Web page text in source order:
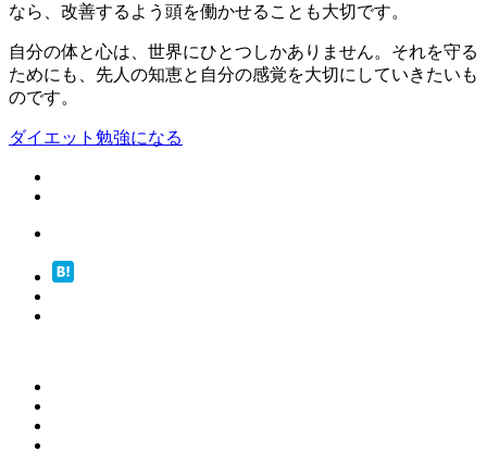
なら、改善するよう頭を働かせることも大切です。
自分の体と心は、世界にひとつしかありません。それを守る
ためにも、先人の知恵と自分の感覚を大切にしていきたいも
のです。
ダイエット 勉強になる